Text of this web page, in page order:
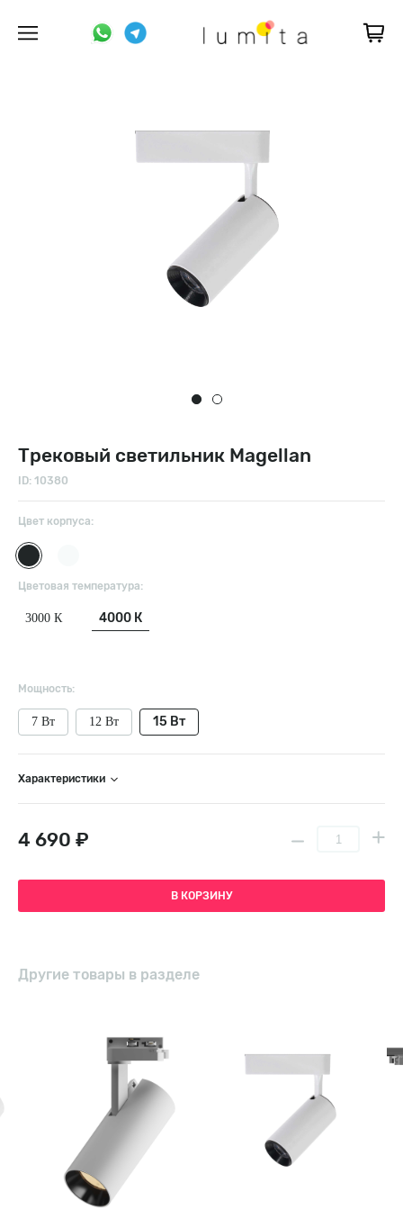
Трековый светильник Magellan
ID: 10380
Цвет корпуса:
Цветовая температура:
3000 К 4000 К
Мощность:
7 Вт 12 Вт 15 Вт
Характеристики
4 690 ₽
В КОРЗИНУ
Другие товары в разделе